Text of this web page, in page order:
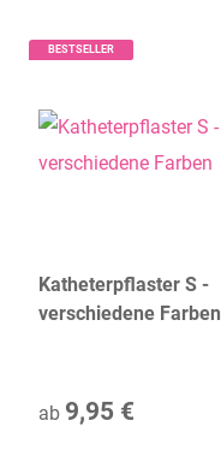
BESTSELLER
Katheterpflaster S -
verschiedene Farben
ab 9,95 €